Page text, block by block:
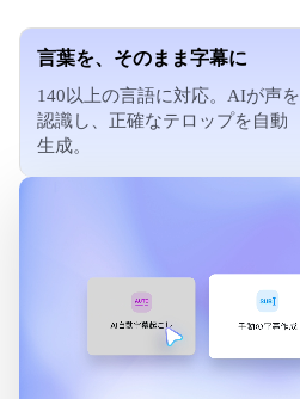
言葉を、そのまま字幕に
140以上の言語に対応。AIが声を
認識し、正確なテロップを自動
生成。